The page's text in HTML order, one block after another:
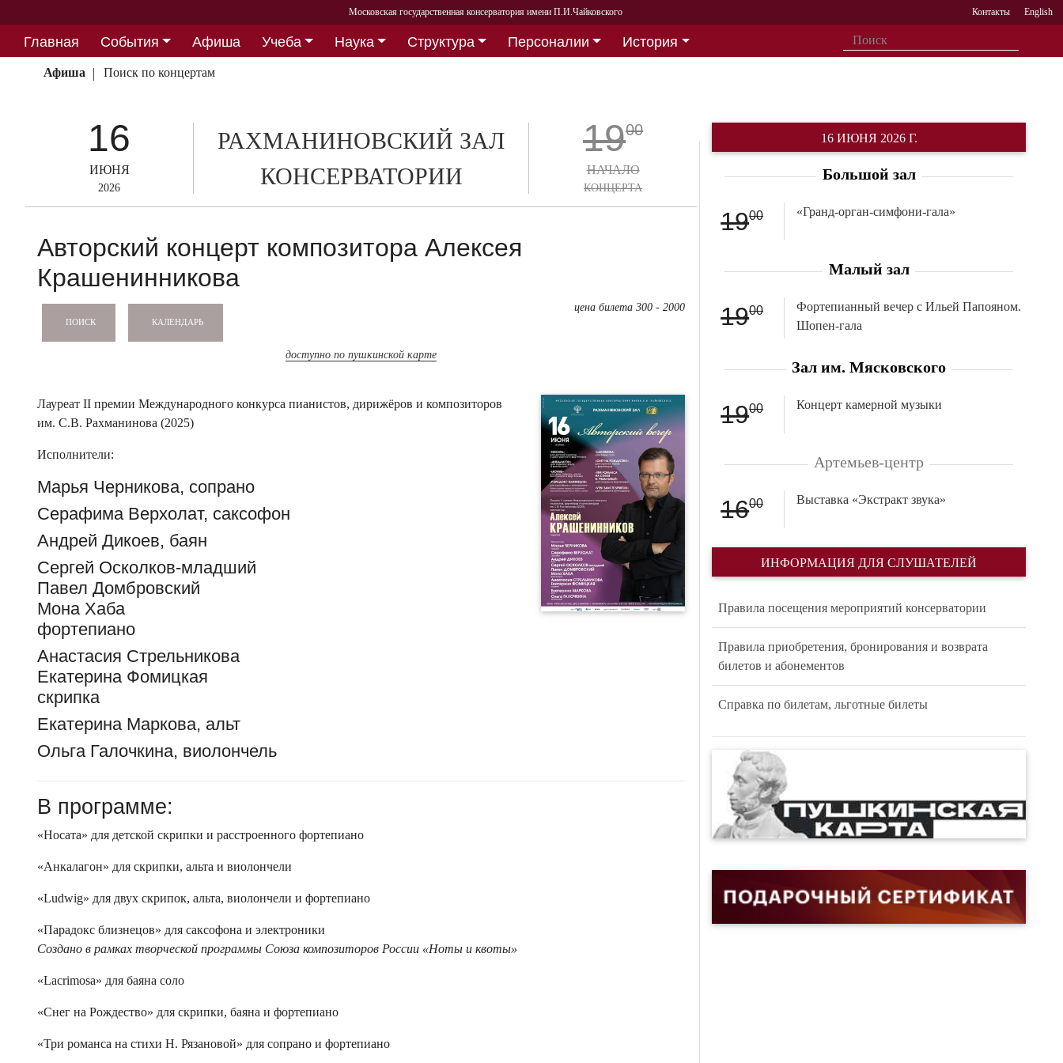
Московская государственная консерватория имени П.И.Чайковского Контакты English
Главная События Афиша Учеба Наука Структура Персоналии
История
Партнерство
Афиша Поиск по концертам
16
ИЮНЯ
2026
РАХМАНИНОВСКИЙ ЗАЛ
КОНСЕРВАТОРИИ
1900
НАЧАЛО
КОНЦЕРТА
Авторский концерт композитора Алексея
Крашенинникова
ПОИСК КАЛЕНДАРЬ
цена билета 300 - 2000
доступно по пушкинской карте
Лауреат II премии Международного конкурса пианистов, дирижёров и композиторов
им. С.В. Рахманинова (2025)
Исполнители:
Марья Черникова, сопрано
Серафима Верхолат, саксофон
Андрей Дикоев, баян
Сергей Осколков-младший
Павел Домбровский
Мона Хаба
фортепиано
Анастасия Стрельникова
Екатерина Фомицкая
скрипка
Екатерина Маркова, альт
Ольга Галочкина, виолончель
В программе:
«Носата» для детской скрипки и расстроенного фортепиано
«Анкалагон» для скрипки, альта и виолончели
«Ludwig» для двух скрипок, альта, виолончели и фортепиано
«Парадокс близнецов» для саксофона и электроники
Создано в рамках творческой программы Союза композиторов России «Ноты и квоты»
«Lacrimosa» для баяна соло
«Снег на Рождество» для скрипки, баяна и фортепиано
«Три романса на стихи Н. Рязановой» для сопрано и фортепиано
16 ИЮНЯ 2026 Г.
Большой зал
1900 «Гранд-орган-симфони-гала»
Малый зал
1900
Фортепианный вечер с Ильей Папояном.
Шопен-гала
Зал им. Мясковского
1900 Концерт камерной музыки
Артемьев-центр
1600 Выставка «Экстракт звука»
ИНФОРМАЦИЯ ДЛЯ СЛУШАТЕЛЕЙ
Правила посещения мероприятий консерватории
Правила приобретения, бронирования и возврата
билетов и абонементов
Справка по билетам, льготные билеты